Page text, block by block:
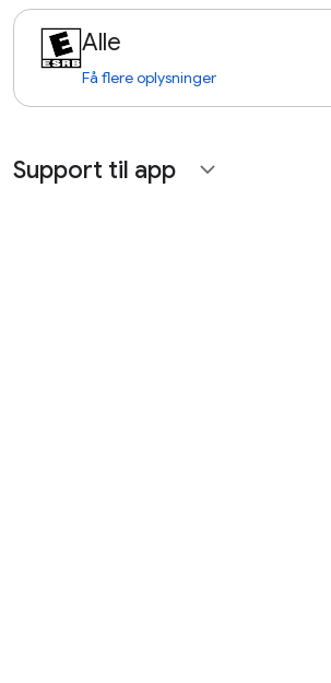
Alle
Få flere oplysninger
Support til app expand_more